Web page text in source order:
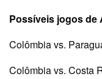
Possíveis jogos de
Colômbia vs.
Colômbia vs. Costa